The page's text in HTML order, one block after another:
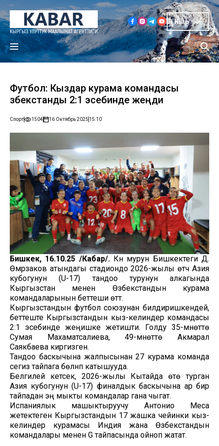
Кыр
Футбол: Кыздар курама командасы
Өзбекстанды 2:1 эсебинде жеңди
Спорт 1504 16 Октябрь 2025 15:10
Бишкек, 16.10.25 /Кабар/. Күн мурун Бишкектеги Д.
Өмүрзаков атындагы стадиондо 2026-жылы өтүүчү Азия
кубогунун (U-17) тандоо турунун алкагында
Кыргызстан менен Өзбекстандын курама
командаларынын беттеши өттү.
Кыргызстандын футбол союзунан билдиришкендей,
беттеште Кыргызстандын кыз-келиндер командасы
2:1 эсебинде жеңишке жетишти. Голду 35-мүнөттө
Сумая Махаматсалиева, 49-мүнөттө Акмарал
Саякбаева киргизген.
Тандоо баскычына жалпысынан 27 курама команда
сегиз тайпага бөлүнүп катышууда.
Белгилей кетсек, 2026-жылы Кытайда өтө турган
Азия кубогунун (U-17) финалдык баскычына ар бир
тайпадан эң мыкты командалар гана чыгат.
Испаниялык машыктыруучу Антонио Меса
жетектеген Кыргызстандын 17 жашка чейинки кыз-
келиндер курамасы Индия жана Өзбекстандын
командалары менен G тайпасында ойноп жатат.